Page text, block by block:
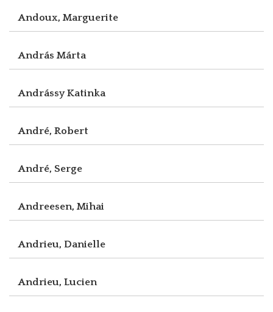
Andoux, Marguerite
András Márta
Andrássy Katinka
André, Robert
André, Serge
Andreesen, Mihai
Andrieu, Danielle
Andrieu, Lucien